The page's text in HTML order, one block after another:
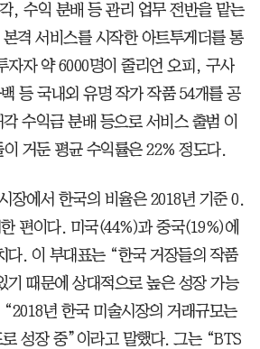
, 수익 분배 등 관리 업무 전반을 맡는
격 서비스를 시작한 아트투게더를 통
자자 약 6000명이 줄리언 오피, 구사
등 국내외 유명 작가 작품 54개를 공
수익금 분배 등으로 서비스 출범 이
거둔 평균 수익률은 22% 정도다.
장에서 한국의 비율은 2018년 기준 0.
편이다. 미국(44%)과 중국(19%)에
다. 이 부대표는 “한국 거장들의 작품
기 때문에 상대적으로 높은 성장 가능
년 한국 미술시장의 거래규모는
성장 중”이라고 말했다. 그는 “BTS